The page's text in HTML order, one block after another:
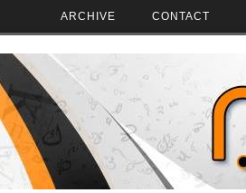
CONTACT
ARCHIVE